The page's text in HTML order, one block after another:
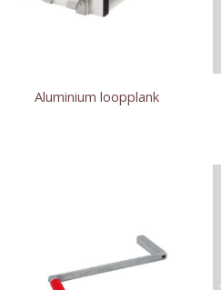
Aluminium loopplank